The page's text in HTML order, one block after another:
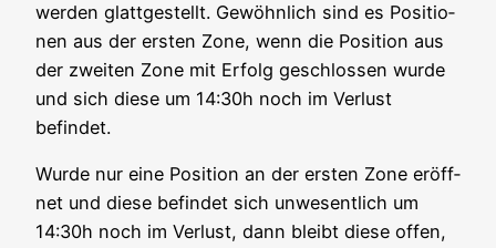
wer­den glatt­ge­stellt. Gewöhn­lich sind es Posi­tio­
nen aus der ers­ten Zone, wenn die Posi­ti­on aus
der zwei­ten Zone mit Erfolg geschlos­sen wur­de
und sich die­se um 14:30h noch im Ver­lust
befindet.
Wur­de nur eine Posi­ti­on an der ers­ten Zone eröff­
net und die­se befin­det sich unwe­sent­lich um
14:30h noch im Ver­lust, dann bleibt die­se offen,